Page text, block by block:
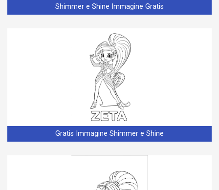
Shimmer e Shine Immagine Gratis
Gratis Immagine Shimmer e Shine